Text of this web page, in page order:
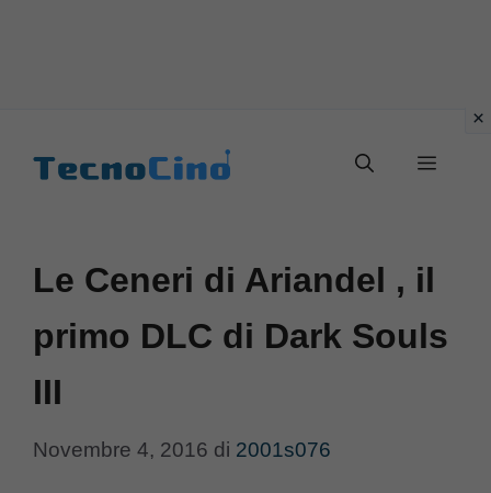
Menu
Le Ceneri di Ariandel , il
primo DLC di Dark Souls
III
Novembre 4, 2016 di 2001s076